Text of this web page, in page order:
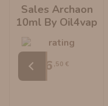
Sales Archaon
10ml By Oil4vap
6 ,50 €